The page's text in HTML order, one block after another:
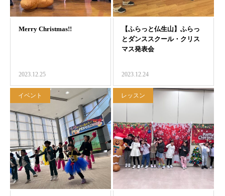
2023.12.25 2023.12.24
イベント レッスン